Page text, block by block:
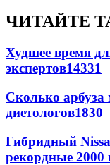
ЧИТАЙТЕ
Худшее время
экспертов14331
Сколько арбуза
диетологов1830
Гибридный
рекордные 2000